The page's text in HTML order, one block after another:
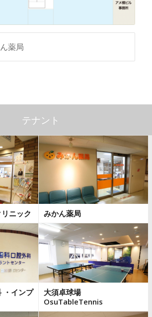
薬局
テナント
ニック みかん薬局
・インプ
大須卓球場
OsuTableTennis